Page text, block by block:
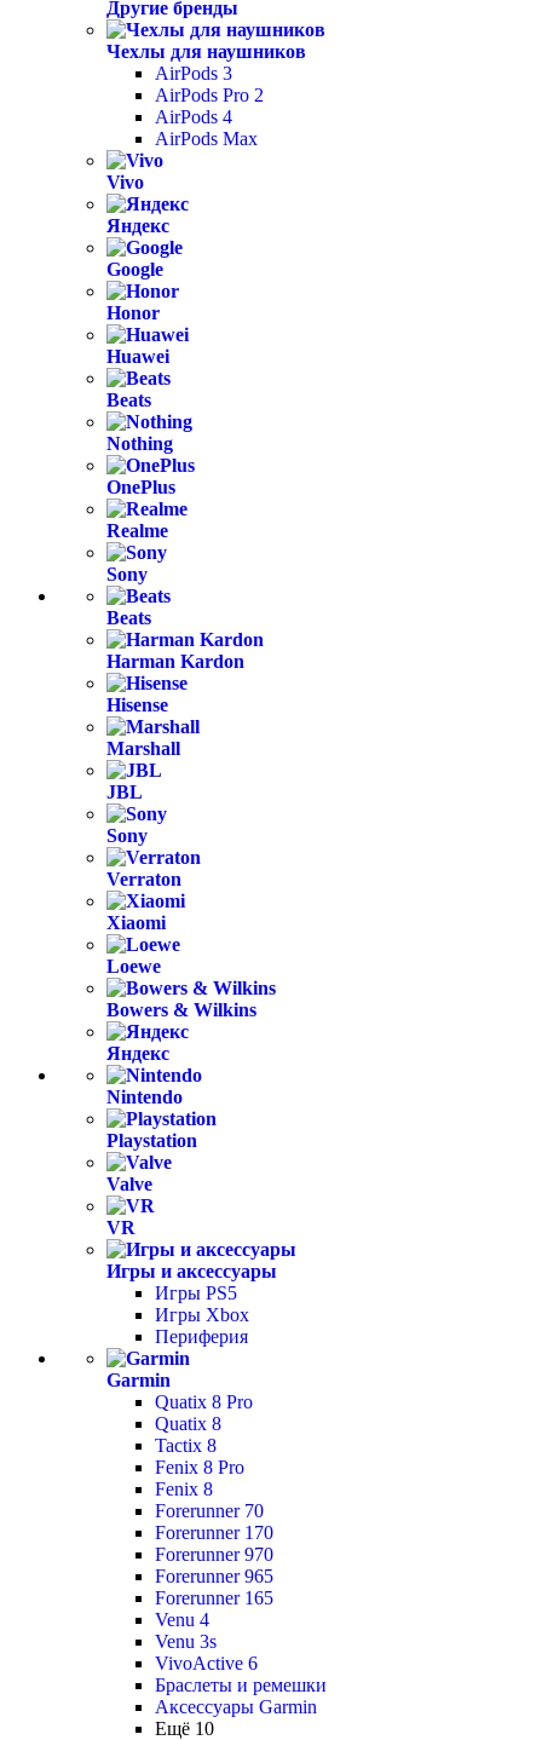
Другие бренды
Чехлы для наушников
AirPods 3
AirPods Pro 2
AirPods 4
AirPods Max
Vivo
Яндекс
Google
Honor
Huawei
Beats
Nothing
OnePlus
Realme
Sony
Beats
Harman Kardon
Hisense
Marshall
JBL
Sony
Verraton
Xiaomi
Loewe
Bowers & Wilkins
Яндекс
Nintendo
Playstation
Valve
VR
Игры и аксессуары
Игры PS5
Игры Xbox
Периферия
Garmin
Quatix 8 Pro
Quatix 8
Tactix 8
Fenix 8 Pro
Fenix 8
Forerunner 70
Forerunner 170
Forerunner 970
Forerunner 965
Forerunner 165
Venu 4
Venu 3s
VivoActive 6
Браслеты и ремешки
Аксессуары Garmin
Ещё 10